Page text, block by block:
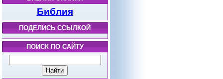
Библия
ПОДЕЛИСЬ ССЫЛКОЙ
ПОИСК ПО САЙТУ